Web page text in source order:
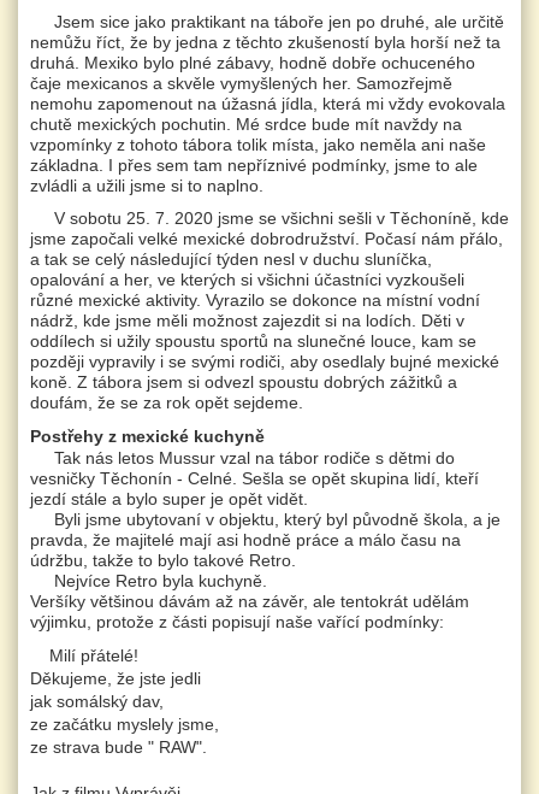
Jsem sice jako praktikant na táboře jen po druhé, ale určitě
nemůžu říct, že by jedna z těchto zkušeností byla horší než ta
druhá. Mexiko bylo plné zábavy, hodně dobře ochuceného
čaje mexicanos a skvěle vymyšlených her. Samozřejmě
nemohu zapomenout na úžasná jídla, která mi vždy evokovala
chutě mexických pochutin. Mé srdce bude mít navždy na
vzpomínky z tohoto tábora tolik místa, jako neměla ani naše
základna. I přes sem tam nepříznivé podmínky, jsme to ale
zvládli a užili jsme si to naplno.
V sobotu 25. 7. 2020 jsme se všichni sešli v Těchoníně, kde
jsme započali velké mexické dobrodružství. Počasí nám přálo,
a tak se celý následující týden nesl v duchu sluníčka,
opalování a her, ve kterých si všichni účastníci vyzkoušeli
různé mexické aktivity. Vyrazilo se dokonce na místní vodní
nádrž, kde jsme měli možnost zajezdit si na lodích. Děti v
oddílech si užily spoustu sportů na slunečné louce, kam se
později vypravily i se svými rodiči, aby osedlaly bujné mexické
koně. Z tábora jsem si odvezl spoustu dobrých zážitků a
doufám, že se za rok opět sejdeme.
Postřehy z mexické kuchyně
Tak nás letos Mussur vzal na tábor rodiče s dětmi do
vesničky Těchonín - Celné. Sešla se opět skupina lidí, kteří
jezdí stále a bylo super je opět vidět.
Byli jsme ubytovaní v objektu, který byl původně škola, a je
pravda, že majitelé mají asi hodně práce a málo času na
údržbu, takže to bylo takové Retro.
Nejvíce Retro byla kuchyně.
Veršíky většinou dávám až na závěr, ale tentokrát udělám
výjimku, protože z části popisují naše vařící podmínky:
Milí přátelé!
Děkujeme, že jste jedli
jak somálský dav,
ze začátku myslely jsme,
ze strava bude " RAW".